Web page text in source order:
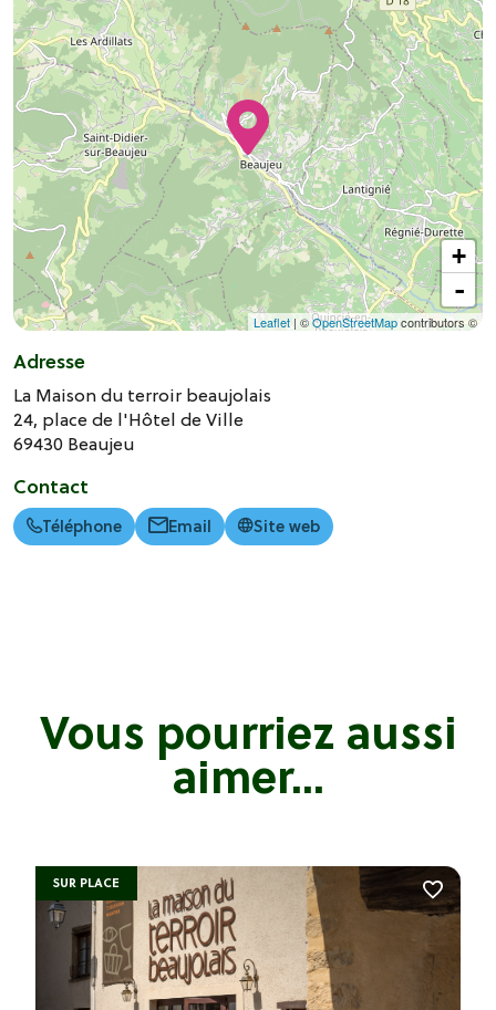
+
-
Leaflet | ©OpenStreetMapcontributors ©
Adresse
La Maison du terroir beaujolais
24, place de l'Hôtel de Ville
69430 Beaujeu
Contact
Téléphone Email Site web
Vous pourriez aussi
aimer...
SUR PLACE